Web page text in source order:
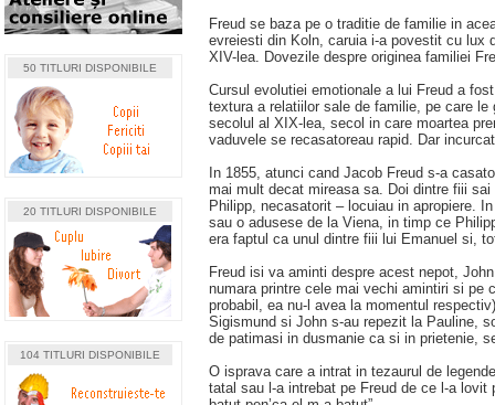
50 TITLURI DISPONIBILE
20 TITLURI DISPONIBILE
104 TITLURI DISPONIBILE
Freud se baza pe o traditie de familie in
evreiesti din Koln, caruia i-a povestit cu lux
XIV-lea. Dovezile despre originea familiei
Cursul evolutiei emotionale a lui Freud a
textura a relatiilor sale de familie, pe care
secolul al XIX-lea, secol in care moartea
vaduvele se recasatoreau rapid. Dar
In 1855, atunci cand Jacob Freud s-a
mai mult decat mireasa sa. Doi dintre fiii
Philipp, necasatorit – locuiau in apropiere.
sau o adusese de la Viena, in timp ce
era faptul ca unul dintre fiii lui Emanuel si,
Freud isi va aminti despre acest nepot,
numara printre cele mai vechi amintiri si pe
probabil, ea nu-l avea la momentul
Sigismund si John s-au repezit la Pauline,
de patimasi in dusmanie ca si in prietenie,
O isprava care a intrat in tezaurul de
tatal sau l-a intrebat pe Freud de ce l-a lovit